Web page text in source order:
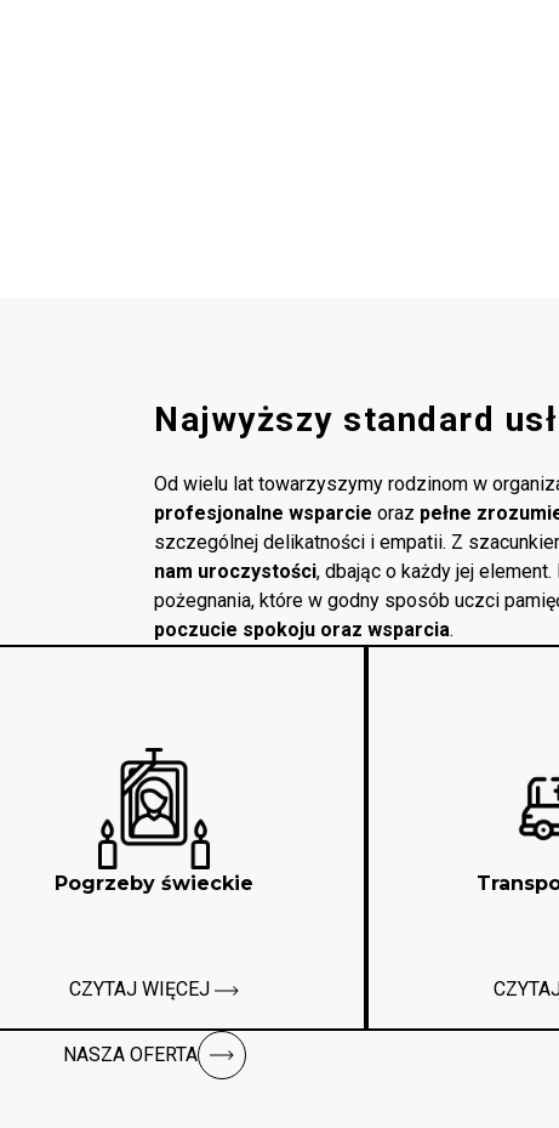
Najwyższy standard
Od wielu lat towarzyszymy rodzinom w
profesjonalne wsparcie oraz pełne
szczególnej delikatności i empatii. Z
nam uroczystości, dbając o każdy jej
pożegnania, które w godny sposób uczci
poczucie spokoju oraz wsparcia.
Pogrzeby świeckie
CZYTAJ WIĘCEJ
NASZA OFERTA